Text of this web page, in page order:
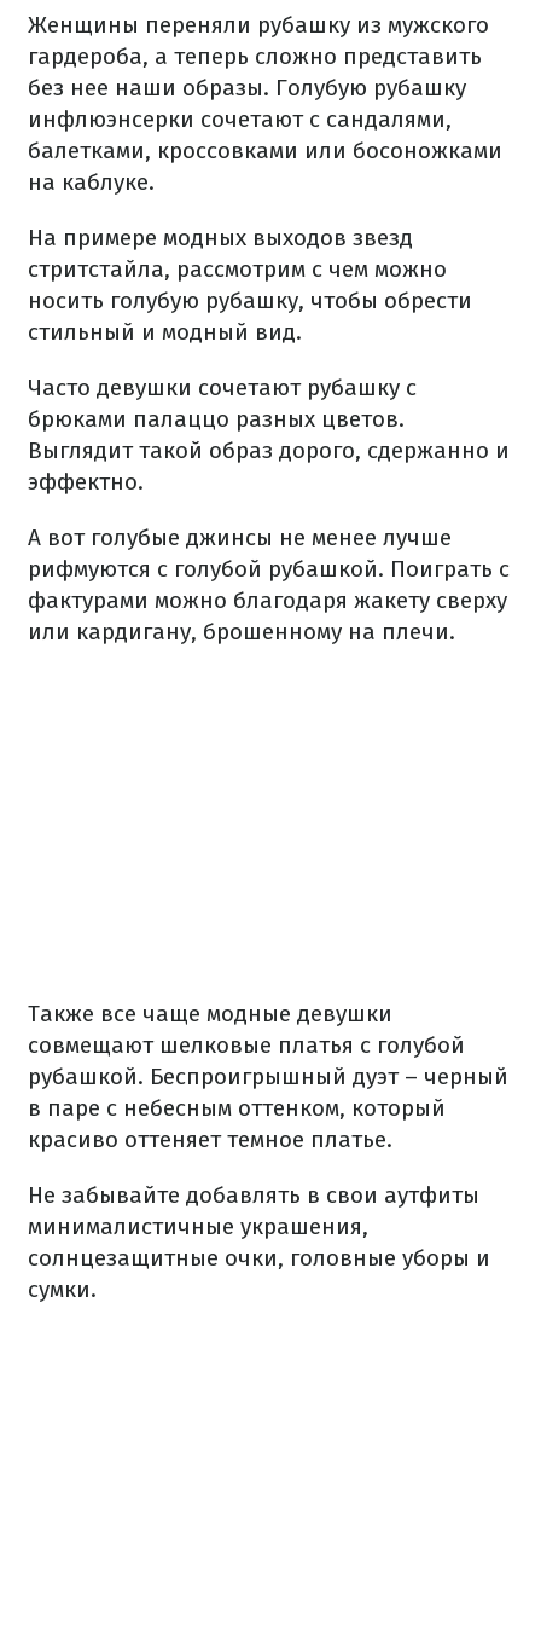
Женщины переняли рубашку из мужского
гардероба, а теперь сложно представить
без нее наши образы. Голубую рубашку
инфлюэнсерки сочетают с сандалями,
балетками, кроссовками или босоножками
на каблуке.
На примере модных выходов звезд
стритстайла, рассмотрим с чем можно
носить голубую рубашку, чтобы обрести
стильный и модный вид.
Часто девушки сочетают рубашку с
брюками палаццо разных цветов.
Выглядит такой образ дорого, сдержанно и
эффектно.
А вот голубые джинсы не менее лучше
рифмуются с голубой рубашкой. Поиграть с
фактурами можно благодаря жакету сверху
или кардигану, брошенному на плечи.
Также все чаще модные девушки
совмещают шелковые платья с голубой
рубашкой. Беспроигрышный дуэт – черный
в паре с небесным оттенком, который
красиво оттеняет темное платье.
Не забывайте добавлять в свои аутфиты
минималистичные украшения,
солнцезащитные очки, головные уборы и
сумки.